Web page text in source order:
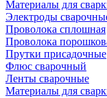
Материалы для
Электроды
Проволока сплошная
Проволока
Прутки присадочные
Флюс сварочный
Ленты сварочные
Материалы для